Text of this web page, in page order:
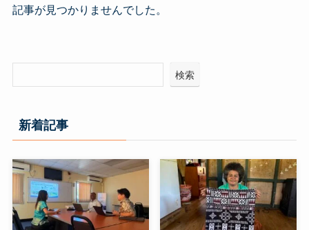
記事が見つかりませんでした。
検索
新着記事